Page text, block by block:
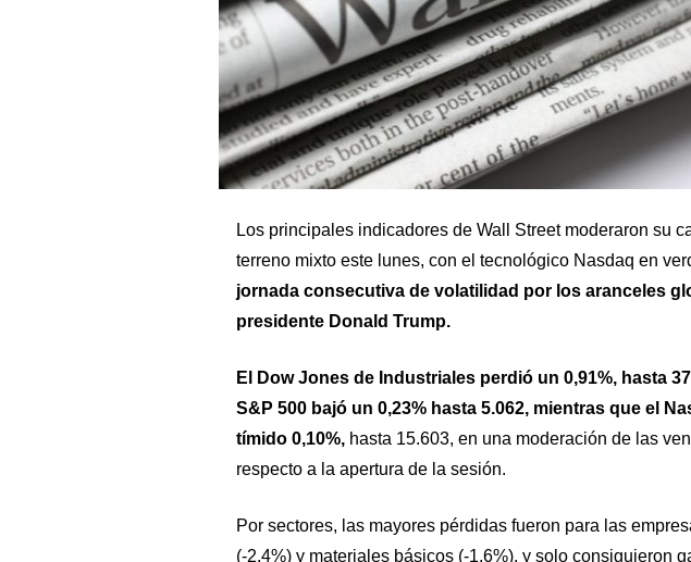
Los principales indicadores de Wall Street moderaron su
terreno mixto este lunes, con el tecnológico Nasdaq en
jornada consecutiva de volatilidad por los aranceles
presidente Donald Trump.
El Dow Jones de Industriales perdió un 0,91%, hasta
S&P 500 bajó un 0,23% hasta 5.062, mientras que el
tímido 0,10%,hasta 15.603, en una moderación de las
respecto a la apertura de la sesión.
Por sectores, las mayores pérdidas fueron para las
(-2,4%) y materiales básicos (-1,6%), y solo consiguieron